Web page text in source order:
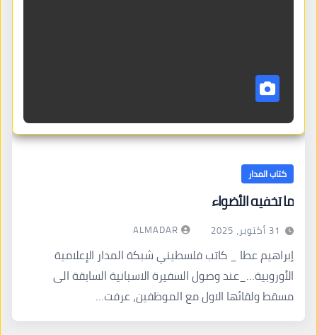
كتاب المدار
ما تخفيه الأضواء
31 أكتوبر، 2025 ALMADAR
إبراهيم عطا _ كاتب فلسطيني شبكة المدار الإعلامية
الأوروبية…_عند وصول السفيرة الاسبانية السابقة الى
مسقط ولقائها الاول مع الموظفين، عرفت…